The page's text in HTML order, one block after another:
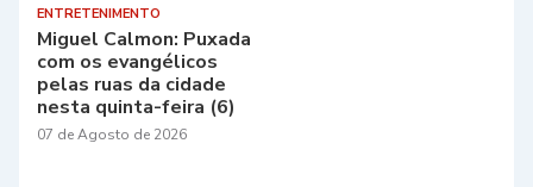
ENTRETENIMENTO
Miguel Calmon: Puxada
com os evangélicos
pelas ruas da cidade
nesta quinta-feira (6)
07 de Agosto de 2026